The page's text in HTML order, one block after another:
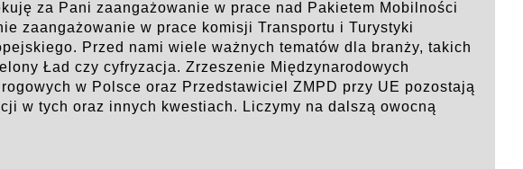
za Pani zaangażowanie w prace nad Pakietem Mobilności
zaangażowanie w prace komisji Transportu i Turystyki
Przed nami wiele ważnych tematów dla branży, takich
Ład czy cyfryzacja. Zrzeszenie Międzynarodowych
w Polsce oraz Przedstawiciel ZMPD przy UE pozostają
w tych oraz innych kwestiach. Liczymy na dalszą owocną